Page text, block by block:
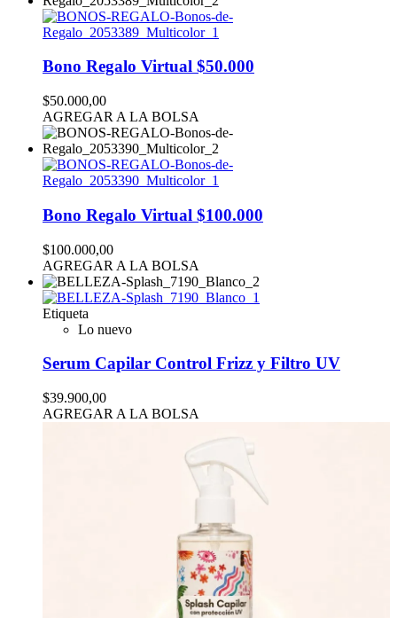
Bono Regalo Virtual $50.000
$50.000,00
AGREGAR A LA BOLSA
Bono Regalo Virtual $100.000
$100.000,00
AGREGAR A LA BOLSA
Etiqueta
Lo nuevo
Serum Capilar Control Frizz y Filtro UV
$39.900,00
AGREGAR A LA BOLSA